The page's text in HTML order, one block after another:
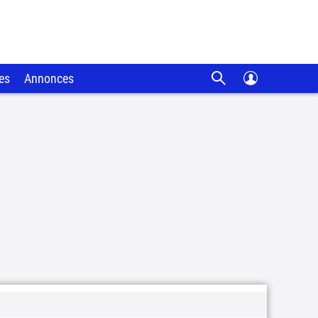
Annonces